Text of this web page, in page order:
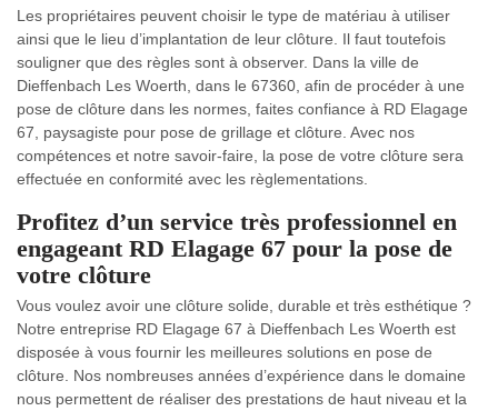
Les propriétaires peuvent choisir le type de matériau à utiliser
ainsi que le lieu d’implantation de leur clôture. Il faut toutefois
souligner que des règles sont à observer. Dans la ville de
Dieffenbach Les Woerth, dans le 67360, afin de procéder à une
pose de clôture dans les normes, faites confiance à RD Elagage
67, paysagiste pour pose de grillage et clôture. Avec nos
compétences et notre savoir-faire, la pose de votre clôture sera
effectuée en conformité avec les règlementations.
Profitez d’un service très professionnel en
engageant RD Elagage 67 pour la pose de
votre clôture
Vous voulez avoir une clôture solide, durable et très esthétique ?
Notre entreprise RD Elagage 67 à Dieffenbach Les Woerth est
disposée à vous fournir les meilleures solutions en pose de
clôture. Nos nombreuses années d’expérience dans le domaine
nous permettent de réaliser des prestations de haut niveau et la